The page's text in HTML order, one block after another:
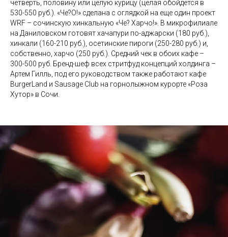
четверть, половину или целую курицу (целая обойдется в
530-550 руб.). «Че?О!» сделана с оглядкой на еще один проект
WRF – сочинскую хинкальную «Че? Харчо!». В микрофилиале
на Даниловском готовят хачапури по-аджарски (180 руб.),
хинкали (160-210 руб.), осетинские пироги (250-280 руб.) и,
собственно, харчо (250 руб.). Средний чек в обоих кафе –
300-500 руб. Бренд-шеф всех стритфуд концепций холдинга –
Артем Гилль, под его руководством также работают кафе
BurgerLand и Sausage Club на горнолыжном курорте «Роза
Хутор» в Сочи.